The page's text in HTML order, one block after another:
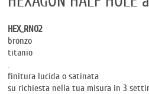
HEX_RN02
bronzo
titanio
.
finitura lucida o satinata
su richiesta nella tua misura in 3